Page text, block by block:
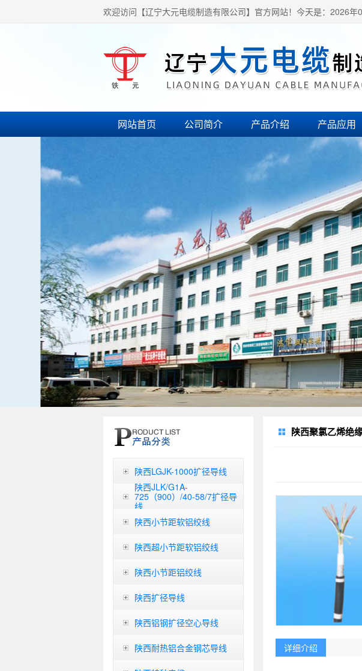
欢迎访问【辽宁大元电缆制造有限公司】官方网站！ 今天是：2026年
网站首页 公司简介 产品介绍 产品应用
陕西LGJK-1000扩径导线
陕西JLK/G1A-
725（900）/40-58/7扩径导
线
陕西小节距软铝绞线
陕西超小节距软铝绞线
陕西小节距铝绞线
陕西扩径导线
陕西铝钢扩径空心导线
陕西耐热铝合金钢芯导线
陕西聚氯乙烯绝
详细介绍